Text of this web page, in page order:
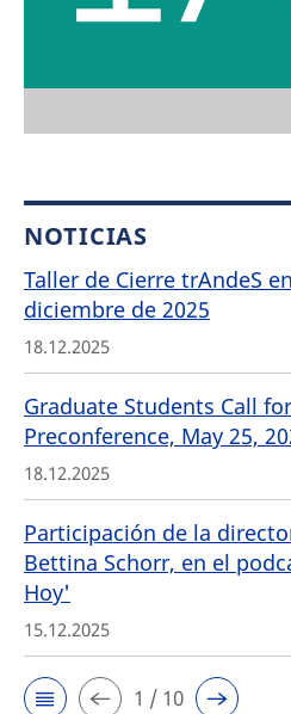
NOTICIAS
Taller de Cierre trAndeS
diciembre de 2025
18.12.2025
Graduate Students Call
Preconference, May 25,
18.12.2025
Participación de la
Bettina Schorr, en el
Hoy'
15.12.2025
1 / 10